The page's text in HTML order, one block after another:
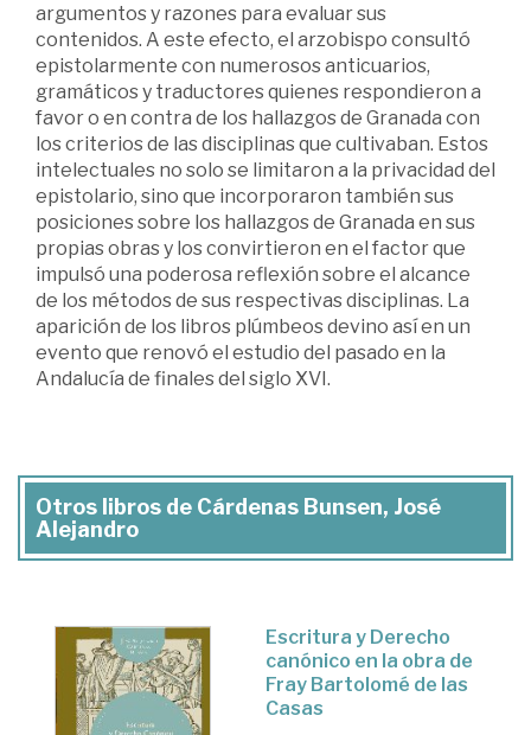
argumentos y razones para evaluar sus
contenidos. A este efecto, el arzobispo consultó
epistolarmente con numerosos anticuarios,
gramáticos y traductores quienes respondieron a
favor o en contra de los hallazgos de Granada con
los criterios de las disciplinas que cultivaban. Estos
intelectuales no solo se limitaron a la privacidad del
epistolario, sino que incorporaron también sus
posiciones sobre los hallazgos de Granada en sus
propias obras y los convirtieron en el factor que
impulsó una poderosa reflexión sobre el alcance
de los métodos de sus respectivas disciplinas. La
aparición de los libros plúmbeos devino así en un
evento que renovó el estudio del pasado en la
Andalucía de finales del siglo XVI.
Otros libros de Cárdenas Bunsen, José
Alejandro
Escritura y Derecho
canónico en la obra de
Fray Bartolomé de las
Casas